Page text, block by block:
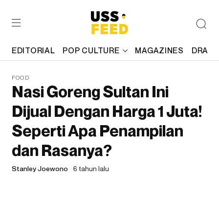
EDITORIAL POP CULTURE MAGAZINES
FOOD
Nasi Goreng Sultan Ini
Dijual Dengan Harga 1 Juta!
Seperti Apa Penampilan
dan Rasanya?
Stanley Joewono 6 tahun lalu